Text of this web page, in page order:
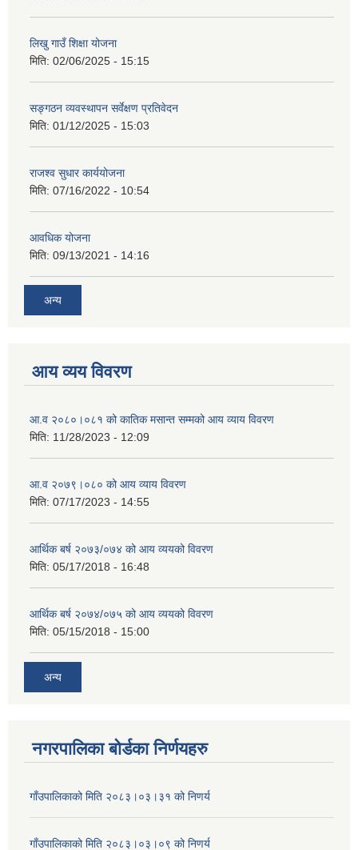
लिखु गाउँ शिक्षा योजना
मिति: 02/06/2025 - 15:15
सङ्गठन व्यवस्थापन सर्वेक्षण प्रतिवेदन
मिति: 01/12/2025 - 15:03
राजश्व सुधार कार्ययोजना
मिति: 07/16/2022 - 10:54
आवधिक योजना
मिति: 09/13/2021 - 14:16
अन्य
आय व्यय विवरण
आ.व २०८०।०८१ को कातिक मसान्त सम्मको आय व्याय विवरण
मिति: 11/28/2023 - 12:09
आ.व २०७९।०८० को आय व्याय विवरण
मिति: 07/17/2023 - 14:55
आर्थिक बर्ष २०७३/०७४ को आय व्ययको विवरण
मिति: 05/17/2018 - 16:48
आर्थिक बर्ष २०७४/०७५ को आय व्ययको विवरण
मिति: 05/15/2018 - 15:00
अन्य
नगरपालिका बोर्डका निर्णयहरु
गाँउपालिकाको मिति २०८३।०३।३१ को निणर्य
गाँउपालिकाको मिति २०८३।०३।०९ को निणर्य